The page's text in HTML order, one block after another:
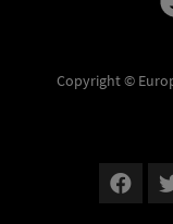
Copyright ©